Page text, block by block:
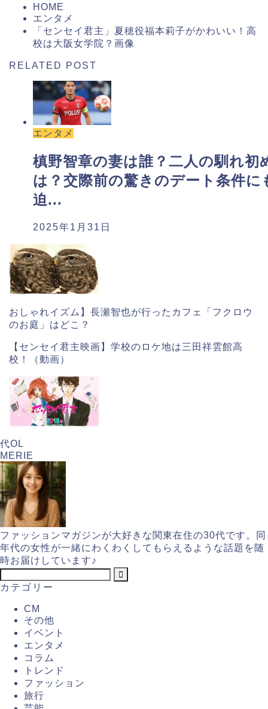
HOME
エンタメ
「センセイ君主」夏穂役福本莉子がかわいい！高
校は大阪女学院？画像
RELATED POST
エンタメ
槙野智章の妻は誰？二人の馴れ初
は？交際前の驚きのデート条件に
迫...
2025年1月31日
おしゃれイズム】長瀬智也が行ったカフェ「フクロウ
のお庭」はどこ？
【センセイ君主映画】学校のロケ地は三田祥雲館高
校！（動画）
代OL
MERIE
ファッションマガジンが大好きな関東在住の30代です。同
年代の女性が一緒にわくわくしてもらえるような話題を随
時お届けしています♪
カテゴリー
CM
その他
イベント
エンタメ
コラム
トレンド
ファッション
旅行